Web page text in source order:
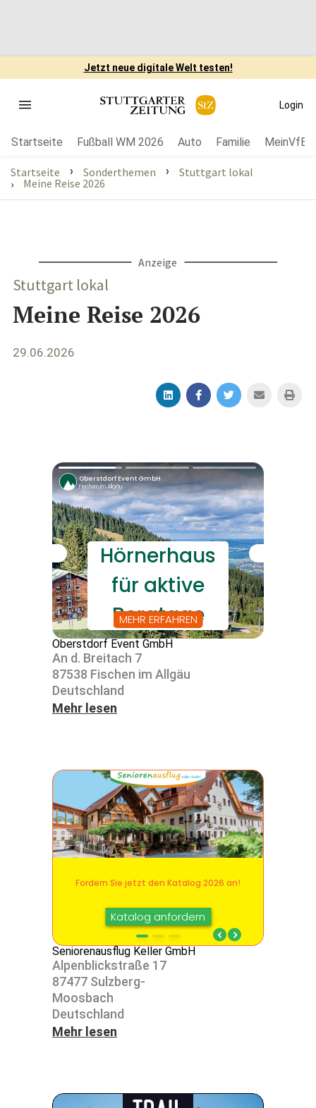
Jetzt neue digitale Welt testen!
Login
Startseite Fußball WM 2026 Auto Familie MeinVfB
Startseite › Sonderthemen ›
Stuttgart lokal
›
Meine Reise 2026
Anzeige
Stuttgart lokal
Meine Reise 2026
29.06.2026
Oberstdorf Event GmbH
An d. Breitach 7
87538 Fischen im Allgäu
Deutsch­land
Mehr lesen
Seniorenausflug Keller GmbH
Alpen­blick­straße 17
87477 Sulz­berg-
Moos­bach
Deutsch­land
Mehr lesen